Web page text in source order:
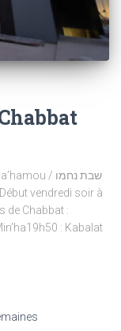
de Chabbat :
: Kabalat